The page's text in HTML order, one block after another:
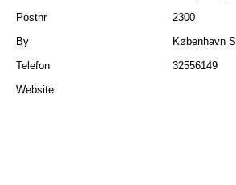
Postnr
2300
By
København S
Telefon
32556149
Website